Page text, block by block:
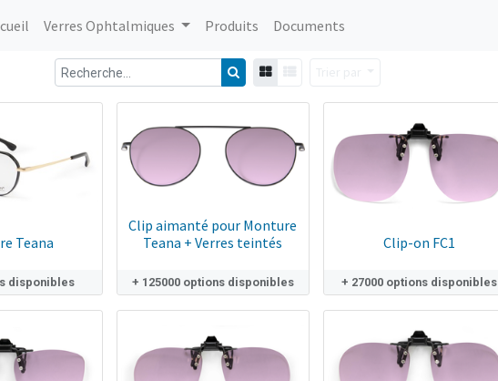
Verres Ophtalmiques Produits Documents
Teana
disponibles
Clip aimanté pour Monture
Teana + Verres teintés
+ 125000 options disponibles
Clip-on FC1
+ 27000 options disponibles